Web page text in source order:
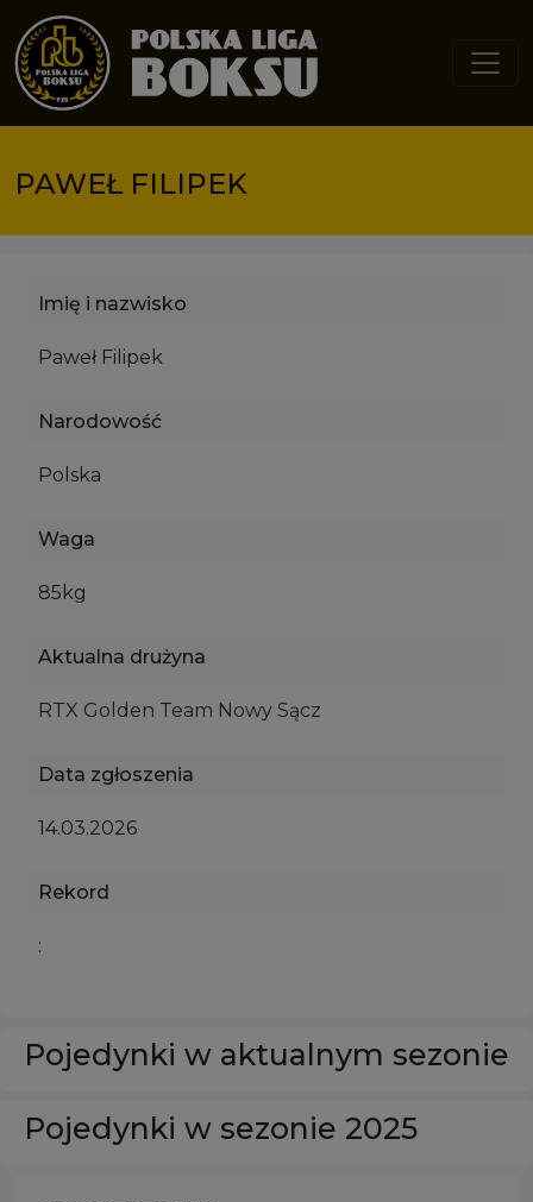
Przejdź do treści
PAWEŁ FILIPEK
Imię i nazwisko
Paweł Filipek
Narodowość
Polska
Waga
85kg
Aktualna drużyna
RTX Golden Team Nowy Sącz
Data zgłoszenia
14.03.2026
Rekord
:
Pojedynki w aktualnym sezonie
Pojedynki w sezonie 2025